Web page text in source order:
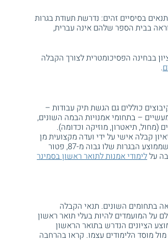
בסיסיים זהים: נדרשת תעודת בגרות
בבית הספר שלהם אינה עברית,
בבחינה הפסיכומטרית לצורך הקבלה
.
כוללים גם הגשת תיק עבודות –
– בתחומי אמנויות הבמה השונים,
(מחול, תיאטרון, מוזיקה וכדומה).
קבלה אישי על ידי ועדה מקצועית מן
החוג. יש לדעת עוד, כי בחלק מחוגי הלימוד בתחומי האמנות, מי שממוצע הבגרות שלו גבוה מ-87, פטור
עללימודי אמנות לתואר ראשון בסמינר
בתחומים השונים. תנאי הקבלה
על המועמדים להיות בעלי תואר ראשון
הציונים הנדרש בתואר הראשון
מוסד הלימודים עצמו. קראו בהרחבה